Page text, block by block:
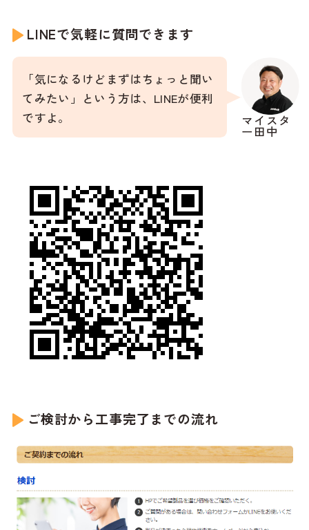
LINEで気軽に質問できます
マイスタ
ー田中
「気になるけどまずはちょっと聞い
てみたい」という方は、LINEが便利
ですよ。
ご検討から工事完了までの流れ